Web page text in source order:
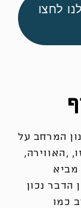
לחצו
המרחב על
,האווירה,
מביא
הדבר נכון
כמו